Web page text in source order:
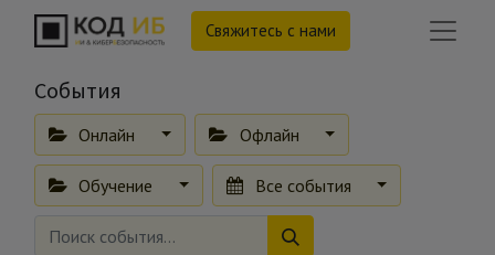
Свяжитесь с нами
События
Онлайн Офлайн
Обучение Все события